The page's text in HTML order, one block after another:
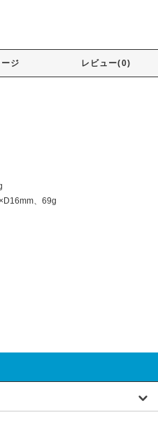
ジ レビュー(0)
、69g